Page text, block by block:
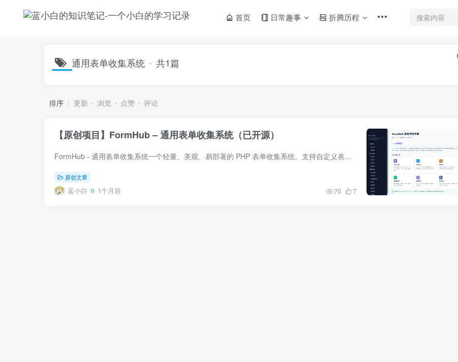
首页 日常趣事 折腾历程
通用表单收集系统 共1篇
排序 更新 浏览 点赞 评论
【原创项目】FormHub – 通用表单收集系统（已开源）
FormHub - 通用表单收集系统一个轻量、美观、易部署的 PHP 表单收集系统。支持自定义表单字段、文件上传、审核流程、查询码追踪、操作日志等功能。AI 辅助生成项目提醒本项目部分内容由 AI 辅助...
原创文章
蓝小白 1个月前 70 7